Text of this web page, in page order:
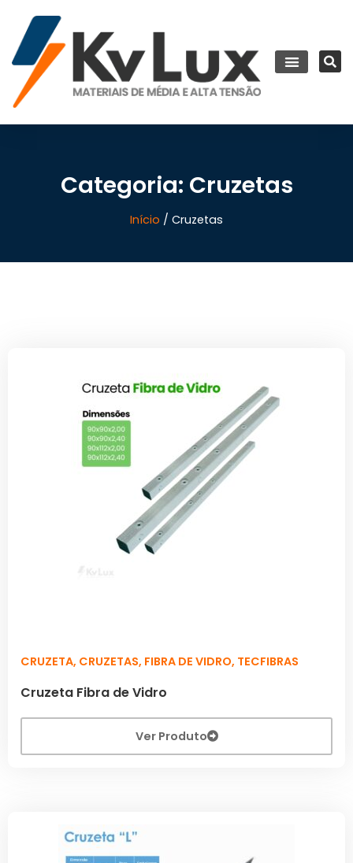
Categoria: Cruzetas
Início / Cruzetas
CRUZETA, CRUZETAS, FIBRA DE VIDRO, TECFIBRAS
Cruzeta Fibra de Vidro
Ver Produto